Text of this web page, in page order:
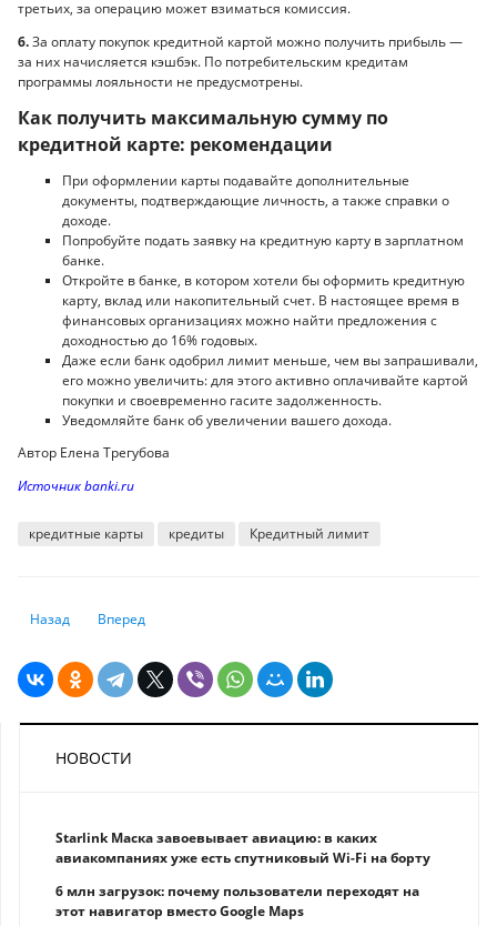
третьих, за операцию может взиматься комиссия.
6.За оплату покупок кредитной картой можно получить прибыль —
за них начисляется кэшбэк. По потребительским кредитам
программы лояльности не предусмотрены.
Как получить максимальную сумму по
кредитной карте: рекомендации
При оформлении карты подавайте дополнительные
документы, подтверждающие личность, а также справки о
доходе.
Попробуйте подать заявку на кредитную карту в зарплатном
банке.
Откройте в банке, в котором хотели бы оформить кредитную
карту, вклад или накопительный счет. В настоящее время в
финансовых организациях можно найти предложения с
доходностью до 16% годовых.
Даже если банк одобрил лимит меньше, чем вы запрашивали,
его можно увеличить: для этого активно оплачивайте картой
покупки и своевременно гасите задолженность.
Уведомляйте банк об увеличении вашего дохода.
Автор Елена Трегубова
Источник banki.ru
кредитные карты кредиты Кредитный лимит
Предыдущий: За какой срок можно рассчитаться по ипотеке в разных
Назад Следующий: Как мошенничество с дипфейками влияет на
Вперед
НОВОСТИ
Starlink Маска завоевывает авиацию: в каких
авиакомпаниях уже есть спутниковый Wi-Fi на борту
6 млн загрузок: почему пользователи переходят на
этот навигатор вместо Google Maps